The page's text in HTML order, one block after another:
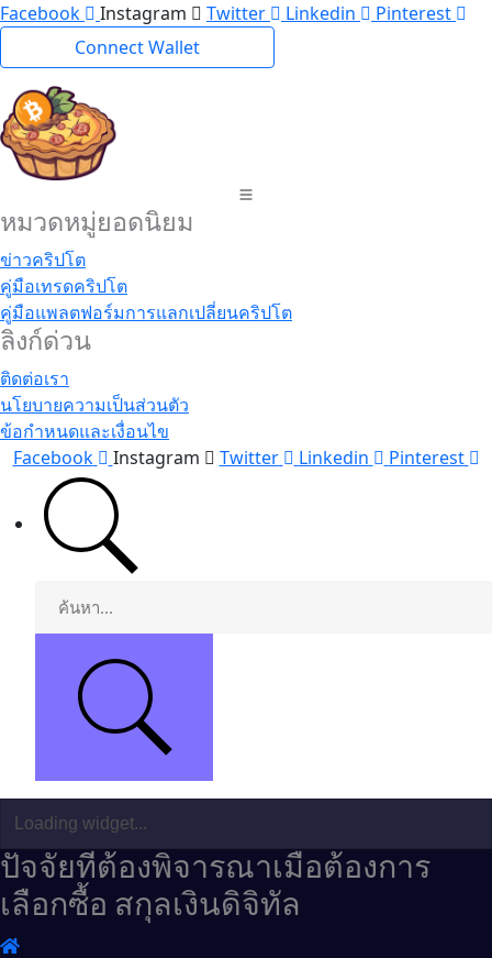
ข้าม
ไป
ที่
เนื้อหา
Facebook Instagram Twitter Linkedin
Pinterest
Connect Wallet
หมวดหมู่ยอดนิยม
ข่าวคริปโต
คู่มือเทรดคริปโต
คู่มือแพลตฟอร์มการแลกเปลี่ยนคริปโต
ลิงก์ด่วน
ติดต่อเรา
นโยบายความเป็นส่วนตัว
ข้อกำหนดและเงื่อนไข
Facebook
Instagram Twitter Linkedin Pinterest
ปัจจัยที่ต้องพิจารณาเมื่อต้องการ
เลือกซื้อ สกุลเงินดิจิทัล